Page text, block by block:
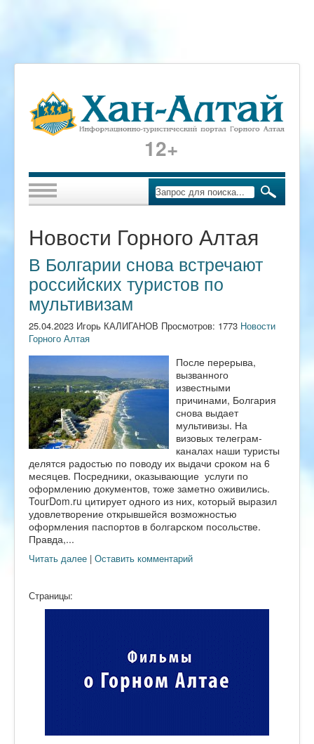
12+
Новости Горного Алтая
В Болгарии снова встречают
российских туристов по
мультивизам
25.04.2023 Игорь КАЛИГАНОВ Просмотров: 1773 Новости
Горного Алтая
После перерыва,
вызванного
известными
причинами, Болгария
снова выдает
мультивизы. На
визовых телеграм-
каналах наши туристы
делятся радостью по поводу их выдачи сроком на 6
месяцев. Посредники, оказывающие услуги по
оформлению документов, тоже заметно оживились.
TourDom.ru цитирует одного из них, который выразил
удовлетворение открывшейся возможностью
оформления паспортов в болгарском посольстве.
Правда,...
Читать далее | Оставить комментарий
Страницы: